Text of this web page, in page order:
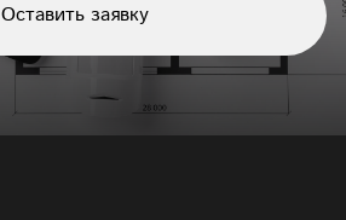
Оставить заявку